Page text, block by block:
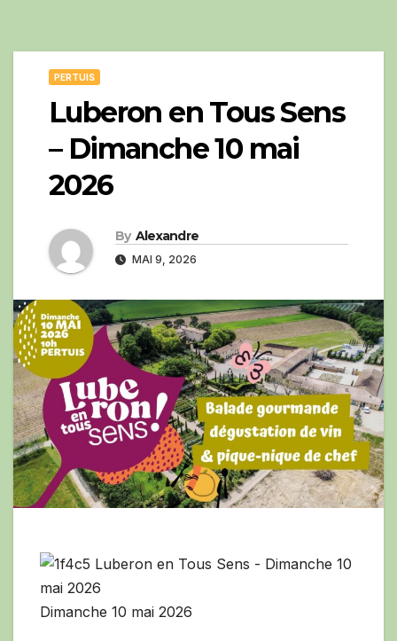
PERTUIS
Luberon en Tous Sens
– Dimanche 10 mai
2026
By Alexandre
MAI 9, 2026
Dimanche 10 mai 2026